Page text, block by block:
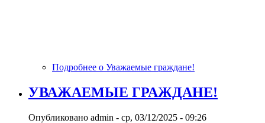
Подробнее о Уважаемые граждане!
УВАЖАЕМЫЕ ГРАЖДАНЕ!
Опубликовано admin - ср, 03/12/2025 - 09:26